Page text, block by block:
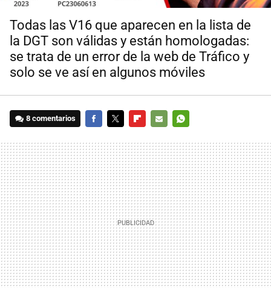
Todas las V16 que aparecen en la lista de
la DGT son válidas y están homologadas:
se trata de un error de la web de Tráfico y
solo se ve así en algunos móviles
8 comentarios
MAIL